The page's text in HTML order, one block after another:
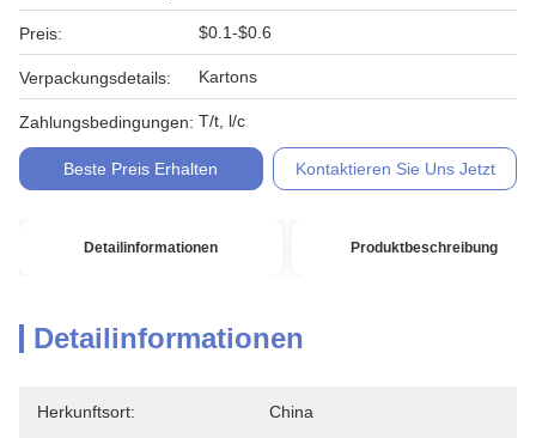
Preis: $0.1-$0.6
Verpackungsdetails: Kartons
Zahlungsbedingungen: T/t, l/c
Beste Preis Erhalten Kontaktieren Sie Uns Jetzt
Detailinformationen Produktbeschreibung
Detailinformationen
Herkunftsort: China